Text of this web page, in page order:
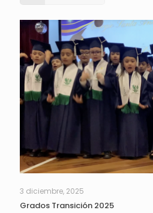
3 diciembre, 2025
Grados Transición 2025